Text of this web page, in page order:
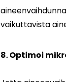
vaikuttavista
8. Optimoi